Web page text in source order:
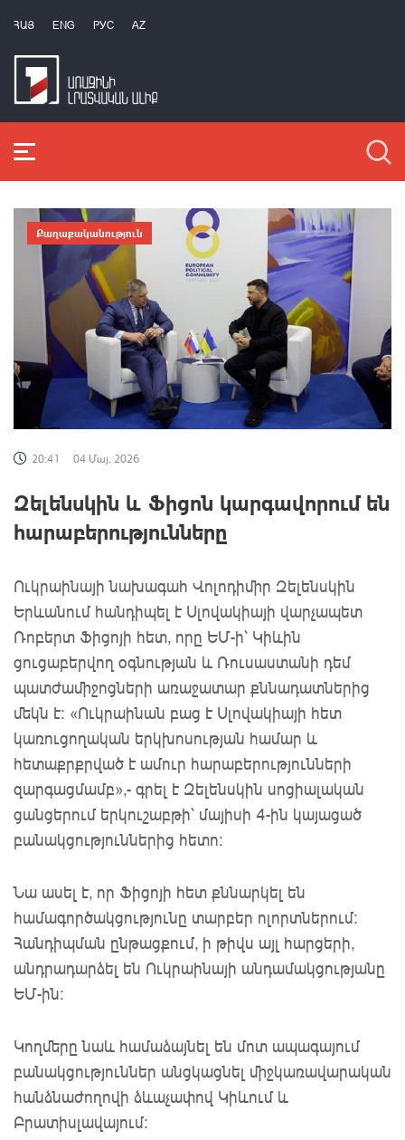
ՀԱՅ ENG РУС AZ
Քաղաքականություն
20:41 04 Մայ, 2026
Զելենսկին և Ֆիցոն կարգավորում են
հարաբերությունները
Ուկրաինայի նախագահ Վոլոդիմիր Զելենսկին
Երևանում հանդիպել է Սլովակիայի վարչապետ
Ռոբերտ Ֆիցոյի հետ, որը ԵՄ-ի՝ Կիևին
ցուցաբերվող օգնության և Ռուսաստանի դեմ
պատժամիջոցների առաջատար քննադատներից
մեկն է: «Ուկրաինան բաց է Սլովակիայի հետ
կառուցողական երկխոսության համար և
հետաքրքրված է ամուր հարաբերությունների
զարգացմամբ»,- գրել է Զելենսկին սոցիալական
ցանցերում երկուշաբթի՝ մայիսի 4-ին կայացած
բանակցություններից հետո։
Նա ասել է, որ Ֆիցոյի հետ քննարկել են
համագործակցությունը տարբեր ոլորտներում:
Հանդիպման ընթացքում, ի թիվս այլ հարցերի,
անդրադարձել են Ուկրաինայի անդամակցությանը
ԵՄ-ին:
Կողմերը նաև համաձայնել են մոտ ապագայում
բանակցություններ անցկացնել միջկառավարական
հանձնաժողովի ձևաչափով Կիևում և
Բրատիսլավայում: